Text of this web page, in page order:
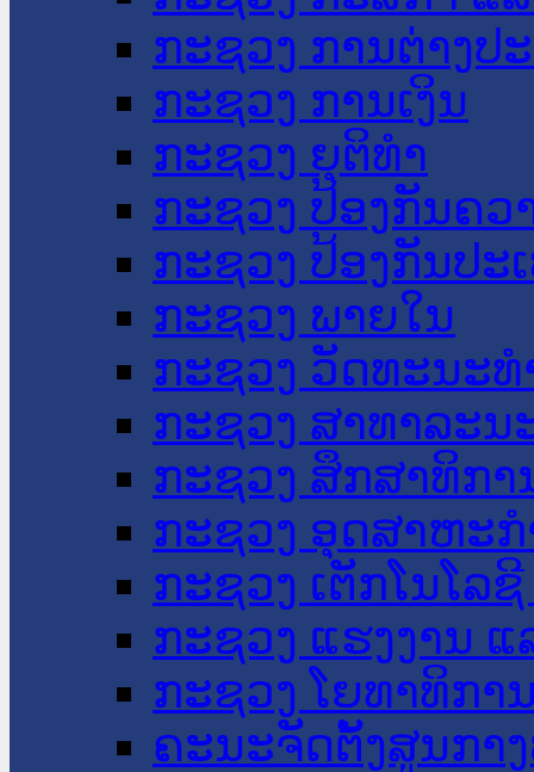
ກະຊວງ ການຕ່າງປ
ກະຊວງ ການເງິນ
ກະຊວງ ຍຸຕິທໍາ
ກະຊວງ ປ້ອງກັນຄວ
ກະຊວງ ປ້ອງກັນປະ
ກະຊວງ ພາຍໃນ
ກະຊວງ ວັດທະນະ
ກະຊວງ ສາທາລະນ
ກະຊວງ ສຶກສາທິກາ
ກະຊວງ ອຸດສາຫະ
ກະຊວງ ເຕັກໂນໂລ
ກະຊວງ ແຮງງານ
ກະຊວງ ໂຍທາທິກາ
ຄະນະຈັດຕັ້ງສູນກາ